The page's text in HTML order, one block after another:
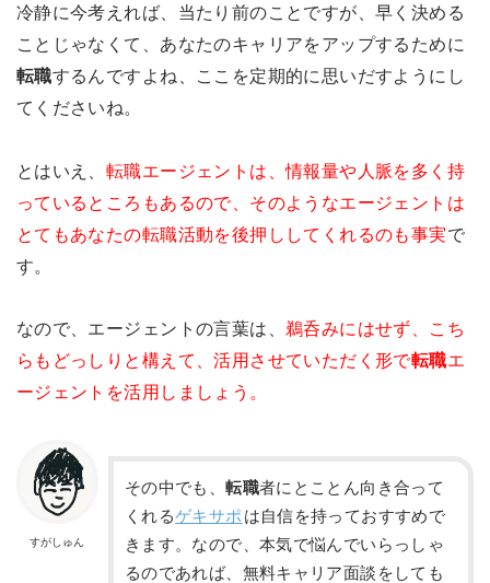
冷静に今考えれば、当たり前のことですが、早く決める
ことじゃなくて、あなたのキャリアをアップするために
転職するんですよね、ここを定期的に思いだすようにし
てくださいね。
とはいえ、 転職エージェントは、情報量や人脈を多く持
っているところもあるので、そのようなエージェントは
とてもあなたの転職活動を後押ししてくれるのも事実で
す。
なので、エージェントの言葉は、 鵜呑みにはせず、こち
らもどっしりと構えて、活用させていただく形で転職エ
ージェントを活用しましょう。
すがしゅん
その中でも、転職者にとことん向き合って
くれるゲキサポ は自信を持っておすすめで
きます。なので、本気で悩んでいらっしゃ
るのであれば、無料キャリア面談をしても